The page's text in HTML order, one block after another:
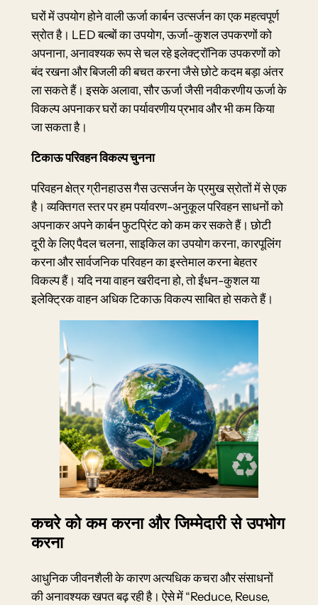
घरों में उपयोग होने वाली ऊर्जा कार्बन उत्सर्जन का एक महत्वपूर्ण
स्रोत है। LED बल्बों का उपयोग, ऊर्जा-कुशल उपकरणों को
अपनाना, अनावश्यक रूप से चल रहे इलेक्ट्रॉनिक उपकरणों को
बंद रखना और बिजली की बचत करना जैसे छोटे कदम बड़ा अंतर
ला सकते हैं। इसके अलावा, सौर ऊर्जा जैसी नवीकरणीय ऊर्जा के
विकल्प अपनाकर घरों का पर्यावरणीय प्रभाव और भी कम किया
जा सकता है।
टिकाऊ परिवहन विकल्प चुनना
परिवहन क्षेत्र ग्रीनहाउस गैस उत्सर्जन के प्रमुख स्रोतों में से एक
है। व्यक्तिगत स्तर पर हम पर्यावरण-अनुकूल परिवहन साधनों को
अपनाकर अपने कार्बन फुटप्रिंट को कम कर सकते हैं। छोटी
दूरी के लिए पैदल चलना, साइकिल का उपयोग करना, कारपूलिंग
करना और सार्वजनिक परिवहन का इस्तेमाल करना बेहतर
विकल्प हैं। यदि नया वाहन खरीदना हो, तो ईंधन-कुशल या
इलेक्ट्रिक वाहन अधिक टिकाऊ विकल्प साबित हो सकते हैं।
कचरे को कम करना और जिम्मेदारी से उपभोग
करना
आधुनिक जीवनशैली के कारण अत्यधिक कचरा और संसाधनों
की अनावश्यक खपत बढ़ रही है। ऐसे में “Reduce, Reuse,